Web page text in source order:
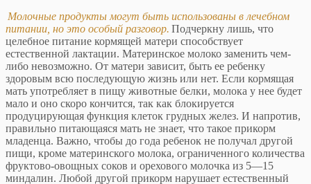
Молочные продукты могут быть использованы в лечебном
питании, но это особый разговор. Подчер­кну лишь, что
целебное питание кормящей матери способствует
естественной лактации. Материнское мо­локо заменить чем-
либо невозможно. От матери зави­сит, быть ее ребенку
здоровым всю последующую жизнь или нет. Если кормящая
мать употребляет в пищу животные белки, молока у нее будет
мало и оно скоро кончится, так как блокируется
продуцирующая функ­ция клеток грудных желез. И напротив,
правильно пи­тающаяся мать не знает, что такое прикорм
младенца. Важно, чтобы до года ребенок не получал другой
пищи, кроме материнского молока, ограниченного количе­ства
фруктово-овощных соков и орехового молочка из 5—15
миндалин. Любой другой прикорм нарушает естественный